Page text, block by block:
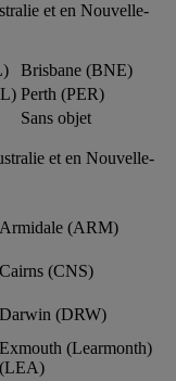
et en Nouvelle-
Brisbane (BNE)
Perth (PER)
Sans objet
et en Nouvelle-
Armidale (ARM)
Cairns (CNS)
Darwin (DRW)
Exmouth (Learmonth)
(LEA)